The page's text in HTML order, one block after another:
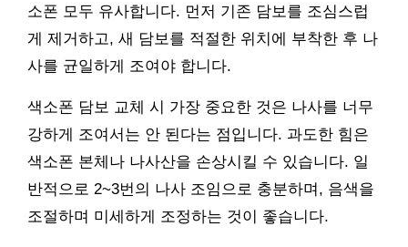
소폰 모두 유사합니다. 먼저 기존 담보를 조심스럽
게 제거하고, 새 담보를 적절한 위치에 부착한 후 나
사를 균일하게 조여야 합니다.
색소폰 담보 교체 시 가장 중요한 것은 나사를 너무
강하게 조여서는 안 된다는 점입니다. 과도한 힘은
색소폰 본체나 나사산을 손상시킬 수 있습니다. 일
반적으로 2~3번의 나사 조임으로 충분하며, 음색을
조절하며 미세하게 조정하는 것이 좋습니다.